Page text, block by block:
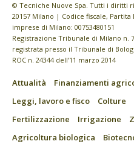
© Tecniche Nuove Spa. Tutti i diritti
20157 Milano | Codice fiscale,
imprese di Milano: 00753480151
Registrazione Tribunale di Milano n.
registrata presso il Tribunale di
ROC n. 24344 dell’11 marzo 2014
Attualità Finanziamenti
Leggi, lavoro e fisco
Colture
Fertilizzazione
Irrigazione
Agricoltura biologica